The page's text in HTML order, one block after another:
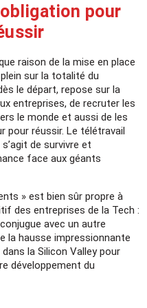
pour
raison de la mise en place
sur la totalité du
le départ, repose sur la
entreprises, de recruter les
le monde et aussi de les
pour réussir. Le télétravail
de survivre et
face aux géants
» est bien sûr propre à
des entreprises de la Tech :
avec un autre
la hausse impressionnante
la Silicon Valley pour
développement du